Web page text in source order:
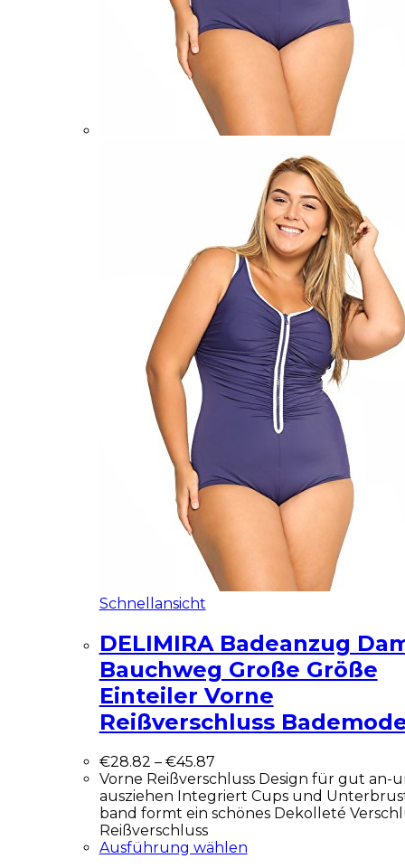
Schnellansicht
DELIMIRA Badeanzug
Bauchweg Große Größe
Einteiler Vorne
Reißverschluss
€28.82 – €45.87
Vorne Reißverschluss Design für gut an-
ausziehen Integriert Cups und
band formt ein schönes Dekolleté
Reißverschluss
Ausführung wählen